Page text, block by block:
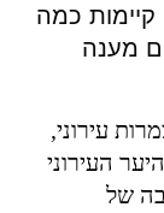
כמה
מענה
עירוני,
העירוני
של